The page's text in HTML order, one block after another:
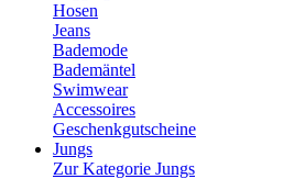
Hosen
Jeans
Bademode
Bademäntel
Swimwear
Accessoires
Geschenkgutscheine
Jungs
Zur Kategorie Jungs